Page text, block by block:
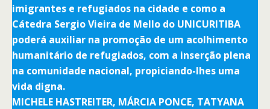
imigrantes e refugiados na cidade e como a
Cátedra Sergio Vieira de Mello do UNICURITIBA
poderá auxiliar na promoção de um acolhimento
humanitário de refugiados, com a inserção plena
na comunidade nacional, propiciando-lhes uma
vida digna.
MICHELE HASTREITER, MÁRCIA PONCE, TATYANA